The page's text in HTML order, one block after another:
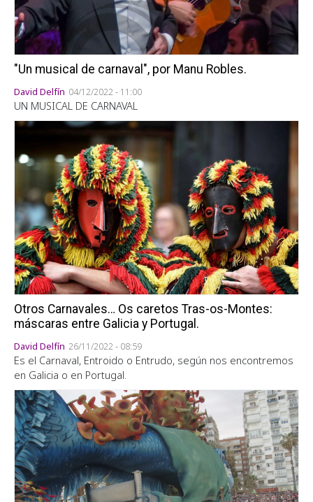
"Un musical de carnaval", por Manu Robles.
David Delfín 04/12/2022 - 11:00
UN MUSICAL DE CARNAVAL
Otros Carnavales… Os caretos Tras-os-Montes:
máscaras entre Galicia y Portugal.
David Delfín 26/11/2022 - 08:59
Es el Carnaval, Entroido o Entrudo, según nos encontremos
en Galicia o en Portugal.